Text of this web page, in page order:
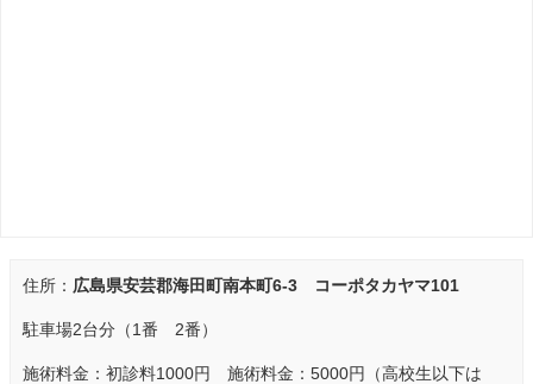
住所： 広島県安芸郡海田町南本町6-3 コーポタカヤマ101
駐車場2台分（1番 2番）
施術料金：初診料1000円 施術料金：5000円（高校生以下は